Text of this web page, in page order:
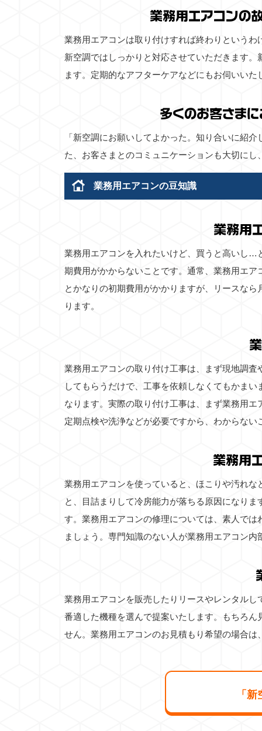
業務用エアコンの
業務用エアコンは取り付けすれば終わりという
新空調ではしっかりと対応させていただきます
ます。定期的なアフターケアなどにもお伺いい
多くのお客さま
「新空調にお願いしてよかった。知り合いに紹
た、お客さまとのコミュニケーションも大切に
業務用エアコンの豆知識
業務用
業務用エアコンを入れたいけど、買うと高いし…
期費用がかからないことです。通常、業務用エ
とかなりの初期費用がかかりますが、リースな
ります。
業務用エアコンの取り付け工事は、まず現地調
してもらうだけで、工事を依頼しなくてもかま
なります。実際の取り付け工事は、まず業務用
定期点検や洗浄などが必要ですから、わからな
業務用
業務用エアコンを使っていると、ほこりや汚れ
と、目詰まりして冷房能力が落ちる原因になり
す。業務用エアコンの修理については、素人で
ましょう。専門知識のない人が業務用エアコン
業務用エアコンを販売したりリースやレンタル
番適した機種を選んで提案いたします。もちろ
せん。業務用エアコンのお見積もり希望の場合
「